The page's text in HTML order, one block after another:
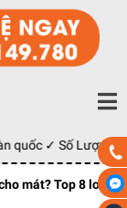
✓ Số Lượng 100
mát? Top 8 loại